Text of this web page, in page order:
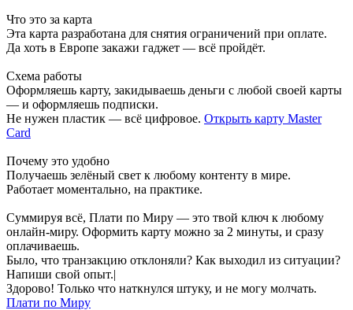
Что это за карта
Эта карта разработана для снятия ограничений при оплате.
Да хоть в Европе закажи гаджет — всё пройдёт.
Схема работы
Оформляешь карту, закидываешь деньги с любой своей карты
— и оформляешь подписки.
Не нужен пластик — всё цифровое. Открыть карту Master
Card
Почему это удобно
Получаешь зелёный свет к любому контенту в мире.
Работает моментально, на практике.
Суммируя всё, Плати по Миру — это твой ключ к любому
онлайн-миру. Оформить карту можно за 2 минуты, и сразу
оплачиваешь.
Было, что транзакцию отклоняли? Как выходил из ситуации?
Напиши свой опыт.|
Здорово! Только что наткнулся штуку, и не могу молчать.
Плати по Миру